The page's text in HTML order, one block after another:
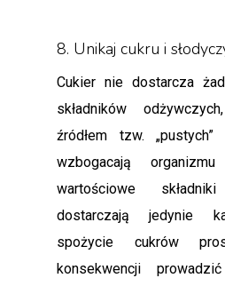
8. Unikaj cukru i
Cukier nie dostarcza
składników
źródłem tzw.
wzbogacają
wartościowe
dostarczają jedynie
spożycie cukrów
konsekwencji